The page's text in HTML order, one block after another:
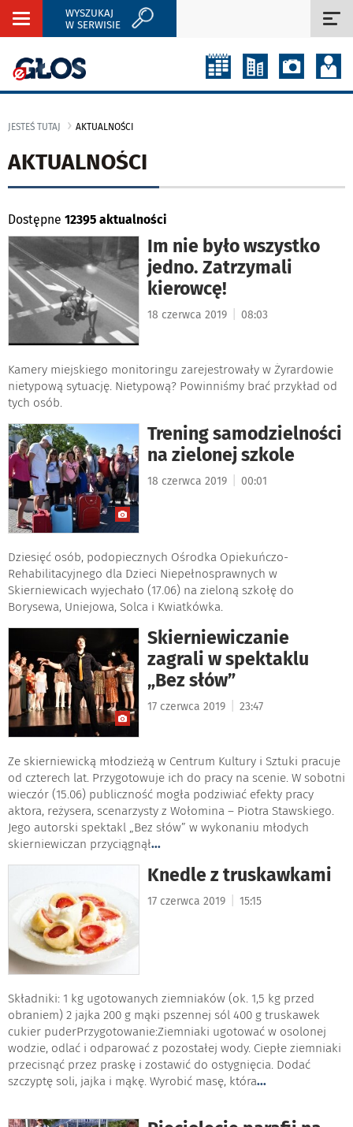
Rozwiń
WYSZUKAJ
W SERWISIE
JESTEŚ TUTAJ AKTUALNOŚCI
AKTUALNOŚCI
Dostępne 12395 aktualności
Im nie było wszystko
jedno. Zatrzymali
kierowcę!
18 czerwca 2019 08:03
Kamery miejskiego monitoringu zarejestrowały w Żyrardowie
nietypową sytuację. Nietypową? Powinniśmy brać przykład od
tych osób.
Trening samodzielności
na zielonej szkole
18 czerwca 2019 00:01
Dziesięć osób, podopiecznych Ośrodka Opiekuńczo-
Rehabilitacyjnego dla Dzieci Niepełnosprawnych w
Skierniewicach wyjechało (17.06) na zieloną szkołę do
Borysewa, Uniejowa, Solca i Kwiatkówka.
Skierniewiczanie
zagrali w spektaklu
„Bez słów”
17 czerwca 2019 23:47
Ze skierniewicką młodzieżą w Centrum Kultury i Sztuki pracuje
od czterech lat. Przygotowuje ich do pracy na scenie. W sobotni
wieczór (15.06) publiczność mogła podziwiać efekty pracy
aktora, reżysera, scenarzysty z Wołomina – Piotra Stawskiego.
Jego autorski spektakl „Bez słów” w wykonaniu młodych
skierniewiczan przyciągnął...
Knedle z truskawkami
17 czerwca 2019 15:15
Składniki: 1 kg ugotowanych ziemniaków (ok. 1,5 kg przed
obraniem) 2 jajka 200 g mąki pszennej sól 400 g truskawek
cukier puderPrzygotowanie:Ziemniaki ugotować w osolonej
wodzie, odlać i odparować z pozostałej wody. Ciepłe ziemniaki
przecisnąć przez praskę i zostawić do ostygnięcia. Dodać
szczyptę soli, jajka i mąkę. Wyrobić masę, która...